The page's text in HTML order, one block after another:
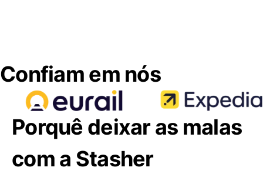
Confiam em nós
Porquê deixar as malas
com a Stasher